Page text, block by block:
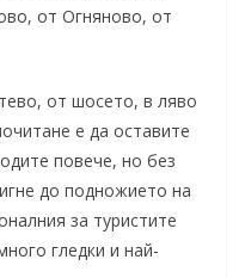
от Огняново, от
от шосето, в ляво
е да оставите
повече, но без
до подножието на
за туристите
гледки и най-